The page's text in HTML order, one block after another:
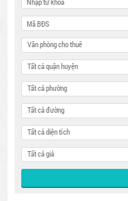
Văn phòng cho thuê
Tất cả quận huyện
Tất cả phường
Tất cả đường
Tất cả diện tích
Tất cả giá